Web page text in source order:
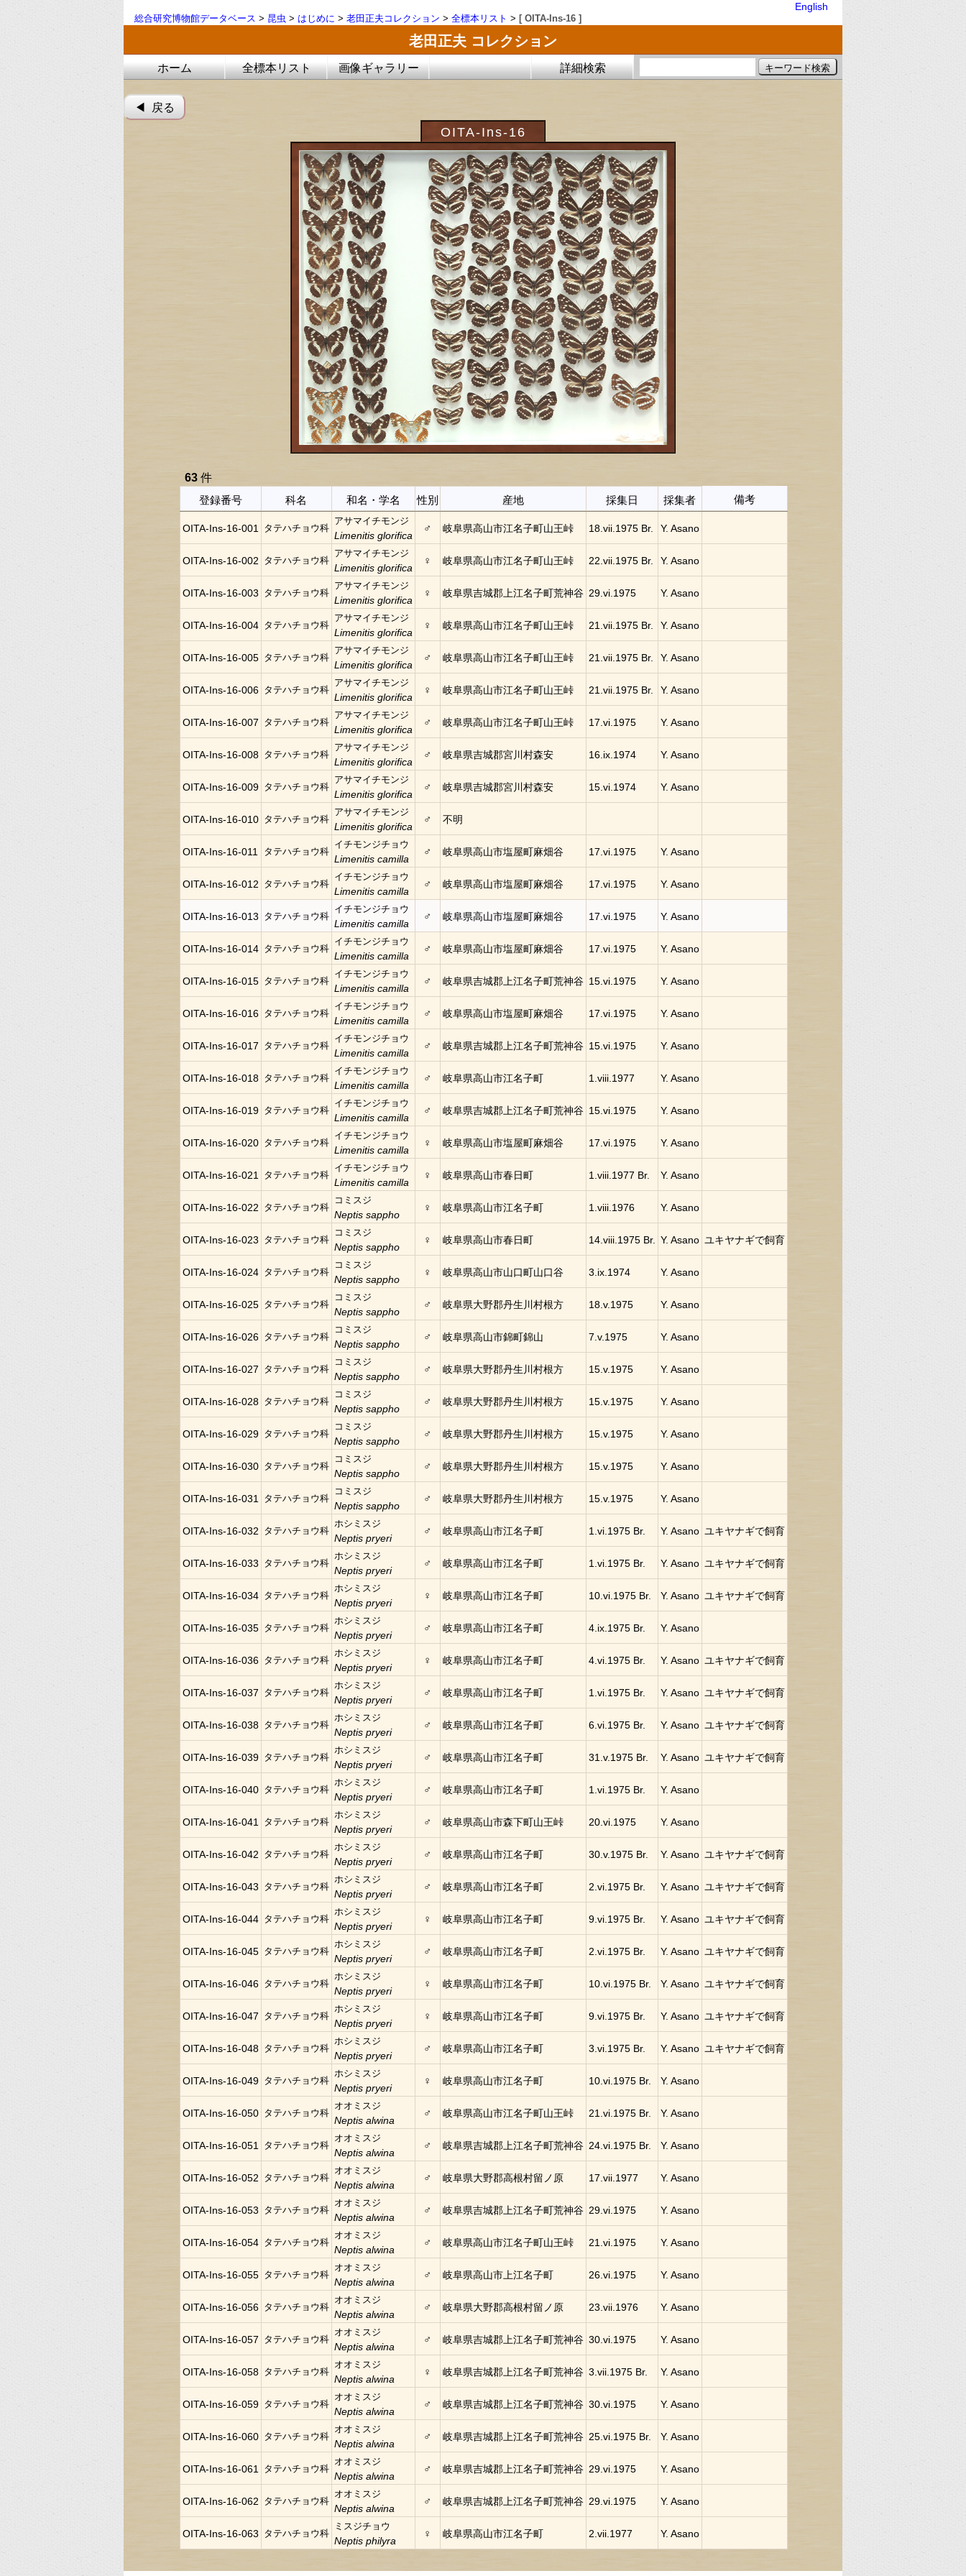
English
総合研究博物館データベース > 昆虫 > はじめに > 老田正夫コレクション > 全標本リスト > [ OITA-Ins-16 ]
老田正夫 コレクション
ホーム 全標本リスト 画像ギャラリー 詳細検索
◀︎ 戻る
OITA-Ins-16
63件
登録番号
科名 和名・学名 性別 産地 採集日 採集者 備考
OITA-Ins-16-001 タテハチョウ科
アサマイチモンジ
Limenitis glorifica
♂ 岐阜県高山市江名子町山王峠 18.vii.1975 Br. Y. Asano
OITA-Ins-16-002 タテハチョウ科
アサマイチモンジ
Limenitis glorifica
♀ 岐阜県高山市江名子町山王峠 22.vii.1975 Br. Y. Asano
OITA-Ins-16-003 タテハチョウ科
アサマイチモンジ
Limenitis glorifica
♀ 岐阜県吉城郡上江名子町荒神谷 29.vi.1975 Y. Asano
OITA-Ins-16-004 タテハチョウ科
アサマイチモンジ
Limenitis glorifica
♀ 岐阜県高山市江名子町山王峠 21.vii.1975 Br. Y. Asano
OITA-Ins-16-005 タテハチョウ科
アサマイチモンジ
Limenitis glorifica
♂ 岐阜県高山市江名子町山王峠 21.vii.1975 Br. Y. Asano
OITA-Ins-16-006 タテハチョウ科
アサマイチモンジ
Limenitis glorifica
♀ 岐阜県高山市江名子町山王峠 21.vii.1975 Br. Y. Asano
OITA-Ins-16-007 タテハチョウ科
アサマイチモンジ
Limenitis glorifica
♂ 岐阜県高山市江名子町山王峠 17.vi.1975 Y. Asano
OITA-Ins-16-008 タテハチョウ科
アサマイチモンジ
Limenitis glorifica
♂ 岐阜県吉城郡宮川村森安 16.ix.1974 Y. Asano
OITA-Ins-16-009 タテハチョウ科
アサマイチモンジ
Limenitis glorifica
♂ 岐阜県吉城郡宮川村森安 15.vi.1974 Y. Asano
OITA-Ins-16-010 タテハチョウ科
アサマイチモンジ
Limenitis glorifica
♂ 不明
OITA-Ins-16-011 タテハチョウ科
イチモンジチョウ
Limenitis camilla
♂ 岐阜県高山市塩屋町麻畑谷 17.vi.1975 Y. Asano
OITA-Ins-16-012 タテハチョウ科
イチモンジチョウ
Limenitis camilla
♂ 岐阜県高山市塩屋町麻畑谷 17.vi.1975 Y. Asano
OITA-Ins-16-013 タテハチョウ科
イチモンジチョウ
Limenitis camilla
♂ 岐阜県高山市塩屋町麻畑谷 17.vi.1975 Y. Asano
OITA-Ins-16-014 タテハチョウ科
イチモンジチョウ
Limenitis camilla
♂ 岐阜県高山市塩屋町麻畑谷 17.vi.1975 Y. Asano
OITA-Ins-16-015 タテハチョウ科
イチモンジチョウ
Limenitis camilla
♂ 岐阜県吉城郡上江名子町荒神谷 15.vi.1975 Y. Asano
OITA-Ins-16-016 タテハチョウ科
イチモンジチョウ
Limenitis camilla
♂ 岐阜県高山市塩屋町麻畑谷 17.vi.1975 Y. Asano
OITA-Ins-16-017 タテハチョウ科
イチモンジチョウ
Limenitis camilla
♂ 岐阜県吉城郡上江名子町荒神谷 15.vi.1975 Y. Asano
OITA-Ins-16-018 タテハチョウ科
イチモンジチョウ
Limenitis camilla
♂ 岐阜県高山市江名子町 1.viii.1977 Y. Asano
OITA-Ins-16-019 タテハチョウ科
イチモンジチョウ
Limenitis camilla
♂ 岐阜県吉城郡上江名子町荒神谷 15.vi.1975 Y. Asano
OITA-Ins-16-020 タテハチョウ科
イチモンジチョウ
Limenitis camilla
♀ 岐阜県高山市塩屋町麻畑谷 17.vi.1975 Y. Asano
OITA-Ins-16-021 タテハチョウ科
イチモンジチョウ
Limenitis camilla
♀ 岐阜県高山市春日町 1.viii.1977 Br. Y. Asano
OITA-Ins-16-022 タテハチョウ科
コミスジ
Neptis sappho
♀ 岐阜県高山市江名子町 1.viii.1976 Y. Asano
OITA-Ins-16-023 タテハチョウ科
コミスジ
Neptis sappho
♀ 岐阜県高山市春日町 14.viii.1975 Br. Y. Asano ユキヤナギで飼育
OITA-Ins-16-024 タテハチョウ科
コミスジ
Neptis sappho
♀ 岐阜県高山市山口町山口谷 3.ix.1974 Y. Asano
OITA-Ins-16-025 タテハチョウ科
コミスジ
Neptis sappho
♂ 岐阜県大野郡丹生川村根方 18.v.1975 Y. Asano
OITA-Ins-16-026 タテハチョウ科
コミスジ
Neptis sappho
♂ 岐阜県高山市錦町錦山 7.v.1975 Y. Asano
OITA-Ins-16-027 タテハチョウ科
コミスジ
Neptis sappho
♂ 岐阜県大野郡丹生川村根方 15.v.1975 Y. Asano
OITA-Ins-16-028 タテハチョウ科
コミスジ
Neptis sappho
♂ 岐阜県大野郡丹生川村根方 15.v.1975 Y. Asano
OITA-Ins-16-029 タテハチョウ科
コミスジ
Neptis sappho
♂ 岐阜県大野郡丹生川村根方 15.v.1975 Y. Asano
OITA-Ins-16-030 タテハチョウ科
コミスジ
Neptis sappho
♂ 岐阜県大野郡丹生川村根方 15.v.1975 Y. Asano
OITA-Ins-16-031 タテハチョウ科
コミスジ
Neptis sappho
♂ 岐阜県大野郡丹生川村根方 15.v.1975 Y. Asano
OITA-Ins-16-032 タテハチョウ科
ホシミスジ
Neptis pryeri
♂ 岐阜県高山市江名子町 1.vi.1975 Br. Y. Asano ユキヤナギで飼育
OITA-Ins-16-033 タテハチョウ科
ホシミスジ
Neptis pryeri
♂ 岐阜県高山市江名子町 1.vi.1975 Br. Y. Asano ユキヤナギで飼育
OITA-Ins-16-034 タテハチョウ科
ホシミスジ
Neptis pryeri
♀ 岐阜県高山市江名子町 10.vi.1975 Br. Y. Asano ユキヤナギで飼育
OITA-Ins-16-035 タテハチョウ科
ホシミスジ
Neptis pryeri
♂ 岐阜県高山市江名子町 4.ix.1975 Br. Y. Asano
OITA-Ins-16-036 タテハチョウ科
ホシミスジ
Neptis pryeri
♀ 岐阜県高山市江名子町 4.vi.1975 Br. Y. Asano ユキヤナギで飼育
OITA-Ins-16-037 タテハチョウ科
ホシミスジ
Neptis pryeri
♂ 岐阜県高山市江名子町 1.vi.1975 Br. Y. Asano ユキヤナギで飼育
OITA-Ins-16-038 タテハチョウ科
ホシミスジ
Neptis pryeri
♂ 岐阜県高山市江名子町 6.vi.1975 Br. Y. Asano ユキヤナギで飼育
OITA-Ins-16-039 タテハチョウ科
ホシミスジ
Neptis pryeri
♂ 岐阜県高山市江名子町 31.v.1975 Br. Y. Asano ユキヤナギで飼育
OITA-Ins-16-040 タテハチョウ科
ホシミスジ
Neptis pryeri
♂ 岐阜県高山市江名子町 1.vi.1975 Br. Y. Asano
OITA-Ins-16-041 タテハチョウ科
ホシミスジ
Neptis pryeri
♂ 岐阜県高山市森下町山王峠 20.vi.1975 Y. Asano
OITA-Ins-16-042 タテハチョウ科
ホシミスジ
Neptis pryeri
♂ 岐阜県高山市江名子町 30.v.1975 Br. Y. Asano ユキヤナギで飼育
OITA-Ins-16-043 タテハチョウ科
ホシミスジ
Neptis pryeri
♂ 岐阜県高山市江名子町 2.vi.1975 Br. Y. Asano ユキヤナギで飼育
OITA-Ins-16-044 タテハチョウ科
ホシミスジ
Neptis pryeri
♀ 岐阜県高山市江名子町 9.vi.1975 Br. Y. Asano ユキヤナギで飼育
OITA-Ins-16-045 タテハチョウ科
ホシミスジ
Neptis pryeri
♂ 岐阜県高山市江名子町 2.vi.1975 Br. Y. Asano ユキヤナギで飼育
OITA-Ins-16-046 タテハチョウ科
ホシミスジ
Neptis pryeri
♀ 岐阜県高山市江名子町 10.vi.1975 Br. Y. Asano ユキヤナギで飼育
OITA-Ins-16-047 タテハチョウ科
ホシミスジ
Neptis pryeri
♀ 岐阜県高山市江名子町 9.vi.1975 Br. Y. Asano ユキヤナギで飼育
OITA-Ins-16-048 タテハチョウ科
ホシミスジ
Neptis pryeri
♂ 岐阜県高山市江名子町 3.vi.1975 Br. Y. Asano ユキヤナギで飼育
OITA-Ins-16-049 タテハチョウ科
ホシミスジ
Neptis pryeri
♀ 岐阜県高山市江名子町 10.vi.1975 Br. Y. Asano
OITA-Ins-16-050 タテハチョウ科
オオミスジ
Neptis alwina
♂ 岐阜県高山市江名子町山王峠 21.vi.1975 Br. Y. Asano
OITA-Ins-16-051 タテハチョウ科
オオミスジ
Neptis alwina
♂ 岐阜県吉城郡上江名子町荒神谷 24.vi.1975 Br. Y. Asano
OITA-Ins-16-052 タテハチョウ科
オオミスジ
Neptis alwina
♂ 岐阜県大野郡高根村留ノ原 17.vii.1977 Y. Asano
OITA-Ins-16-053 タテハチョウ科
オオミスジ
Neptis alwina
♂ 岐阜県吉城郡上江名子町荒神谷 29.vi.1975 Y. Asano
OITA-Ins-16-054 タテハチョウ科
オオミスジ
Neptis alwina
♂ 岐阜県高山市江名子町山王峠 21.vi.1975 Y. Asano
OITA-Ins-16-055 タテハチョウ科
オオミスジ
Neptis alwina
♂ 岐阜県高山市上江名子町 26.vi.1975 Y. Asano
OITA-Ins-16-056 タテハチョウ科
オオミスジ
Neptis alwina
♂ 岐阜県大野郡高根村留ノ原 23.vii.1976 Y. Asano
OITA-Ins-16-057 タテハチョウ科
オオミスジ
Neptis alwina
♂ 岐阜県吉城郡上江名子町荒神谷 30.vi.1975 Y. Asano
OITA-Ins-16-058 タテハチョウ科
オオミスジ
Neptis alwina
♀ 岐阜県吉城郡上江名子町荒神谷 3.vii.1975 Br. Y. Asano
OITA-Ins-16-059 タテハチョウ科
オオミスジ
Neptis alwina
♂ 岐阜県吉城郡上江名子町荒神谷 30.vi.1975 Y. Asano
OITA-Ins-16-060 タテハチョウ科
オオミスジ
Neptis alwina
♂ 岐阜県吉城郡上江名子町荒神谷 25.vi.1975 Br. Y. Asano
OITA-Ins-16-061 タテハチョウ科
オオミスジ
Neptis alwina
♂ 岐阜県吉城郡上江名子町荒神谷 29.vi.1975 Y. Asano
OITA-Ins-16-062 タテハチョウ科
オオミスジ
Neptis alwina
♂ 岐阜県吉城郡上江名子町荒神谷 29.vi.1975 Y. Asano
OITA-Ins-16-063 タテハチョウ科
ミスジチョウ
Neptis philyra
♀ 岐阜県高山市江名子町 2.vii.1977 Y. Asano